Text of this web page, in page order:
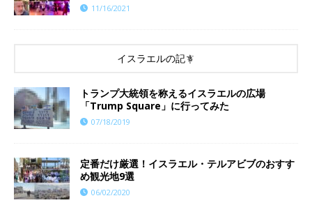
11/16/2021
イスラエルの記事
トランプ大統領を称えるイスラエルの広場
「Trump Square」に行ってみた
07/18/2019
定番だけ厳選！イスラエル・テルアビブのおすす
め観光地9選
06/02/2020